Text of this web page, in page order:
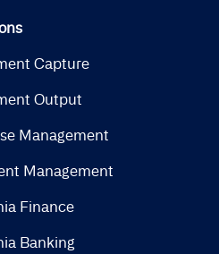
Capture
Output
Management
Management
Finance
Banking